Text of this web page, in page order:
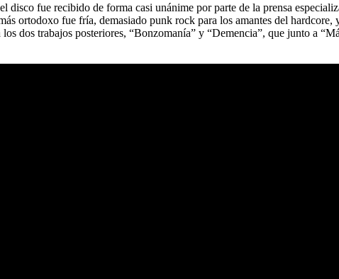
fue recibido de forma casi unánime por parte de la prensa
ortodoxo fue fría, demasiado punk rock para los amantes del
dos trabajos posteriores, “Bonzomanía” y “Demencia”, que junto a